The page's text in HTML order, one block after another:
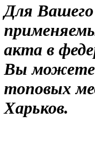
Для
акта в
Вы можете
топовых
Харьков.